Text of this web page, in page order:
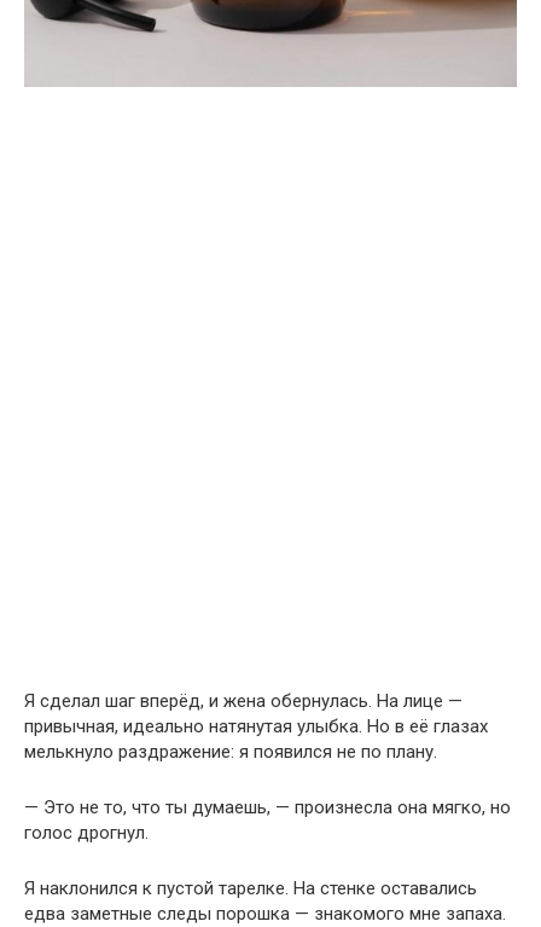
Я сделал шаг вперёд, и жена обернулась. На лице —
привычная, идеально натянутая улыбка. Но в её глазах
мелькнуло раздражение: я появился не по плану.
— Это не то, что ты думаешь, — произнесла она мягко, но
голос дрогнул.
Я наклонился к пустой тарелке. На стенке оставались
едва заметные следы порошка — знакомого мне запаха.